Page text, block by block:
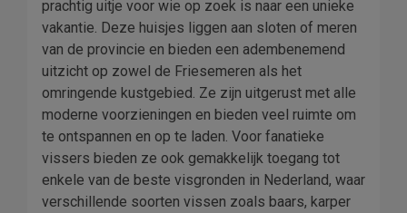
prachtig uitje voor wie op zoek is naar een unieke
vakantie. Deze huisjes liggen aan sloten of meren
van de provincie en bieden een adembenemend
uitzicht op zowel de Friesemeren als het
omringende kustgebied. Ze zijn uitgerust met alle
moderne voorzieningen en bieden veel ruimte om
te ontspannen en op te laden. Voor fanatieke
vissers bieden ze ook gemakkelijk toegang tot
enkele van de beste visgronden in Nederland, waar
verschillende soorten vissen zoals baars, karper